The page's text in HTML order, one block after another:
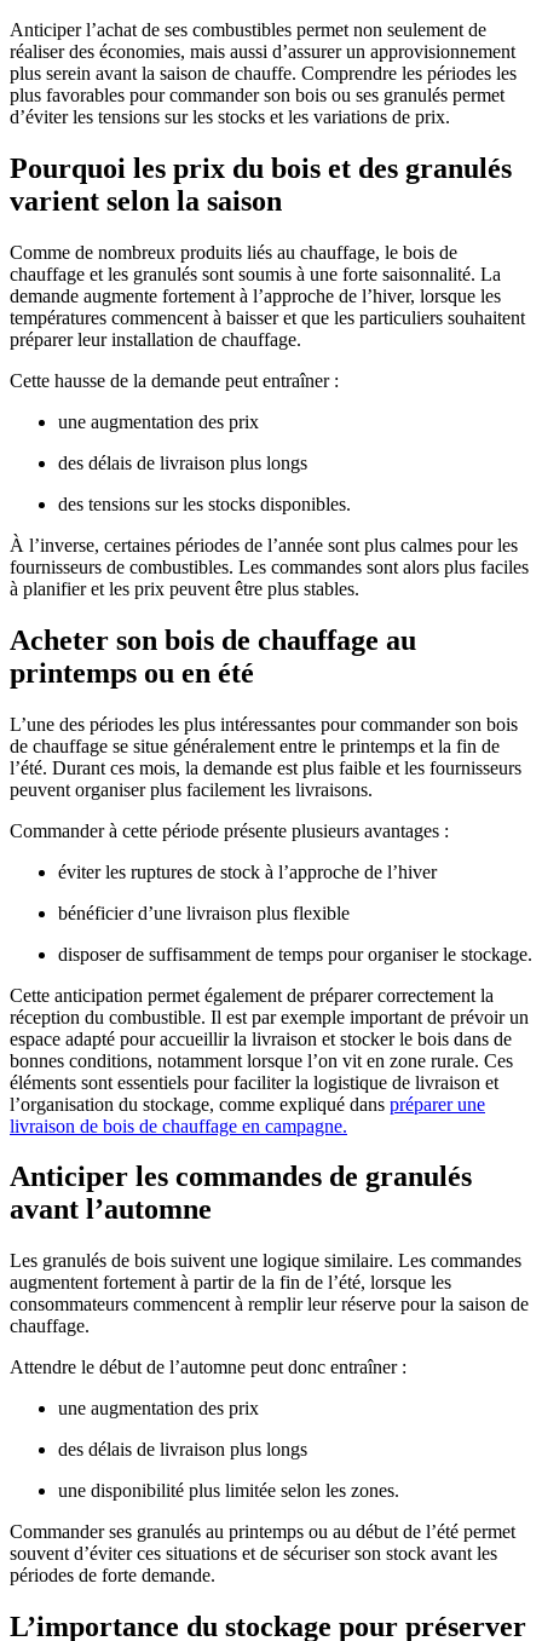
Anticiper l’achat de ses combustibles permet non seulement de
réaliser des économies, mais aussi d’assurer un approvisionnement
plus serein avant la saison de chauffe. Comprendre les périodes les
plus favorables pour commander son bois ou ses granulés permet
d’éviter les tensions sur les stocks et les variations de prix.
Pourquoi les prix du bois et des granulés
varient selon la saison
Comme de nombreux produits liés au chauffage, le bois de
chauffage et les granulés sont soumis à une forte saisonnalité. La
demande augmente fortement à l’approche de l’hiver, lorsque les
températures commencent à baisser et que les particuliers souhaitent
préparer leur installation de chauffage.
Cette hausse de la demande peut entraîner :
une augmentation des prix
des délais de livraison plus longs
des tensions sur les stocks disponibles.
À l’inverse, certaines périodes de l’année sont plus calmes pour les
fournisseurs de combustibles. Les commandes sont alors plus faciles
à planifier et les prix peuvent être plus stables.
Acheter son bois de chauffage au
printemps ou en été
L’une des périodes les plus intéressantes pour commander son bois
de chauffage se situe généralement entre le printemps et la fin de
l’été. Durant ces mois, la demande est plus faible et les fournisseurs
peuvent organiser plus facilement les livraisons.
Commander à cette période présente plusieurs avantages :
éviter les ruptures de stock à l’approche de l’hiver
bénéficier d’une livraison plus flexible
disposer de suffisamment de temps pour organiser le stockage.
Cette anticipation permet également de préparer correctement la
réception du combustible. Il est par exemple important de prévoir un
espace adapté pour accueillir la livraison et stocker le bois dans de
bonnes conditions, notamment lorsque l’on vit en zone rurale. Ces
éléments sont essentiels pour faciliter la logistique de livraison et
l’organisation du stockage, comme expliqué dans préparer une
livraison de bois de chauffage en campagne.
Anticiper les commandes de granulés
avant l’automne
Les granulés de bois suivent une logique similaire. Les commandes
augmentent fortement à partir de la fin de l’été, lorsque les
consommateurs commencent à remplir leur réserve pour la saison de
chauffage.
Attendre le début de l’automne peut donc entraîner :
une augmentation des prix
des délais de livraison plus longs
une disponibilité plus limitée selon les zones.
Commander ses granulés au printemps ou au début de l’été permet
souvent d’éviter ces situations et de sécuriser son stock avant les
périodes de forte demande.
L’importance du stockage pour préserver